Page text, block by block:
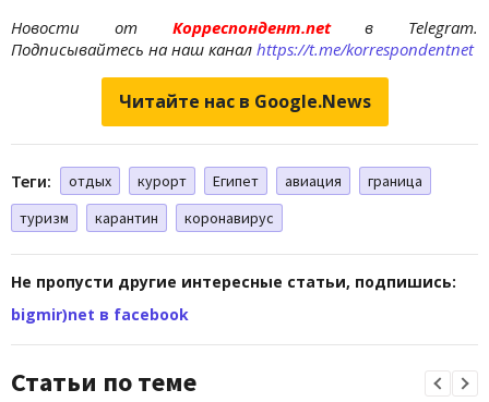
Новости отКорреспондент.netв Telegram.
Подписывайтесь на наш канал https://t.me/korrespondentnet
Читайте нас в Google.News
Теги: отдых курорт Египет авиация
граница
туризм
карантин коронавирус
Не пропусти другие интересные статьи, подпишись:
bigmir)net в facebook
Статьи по теме